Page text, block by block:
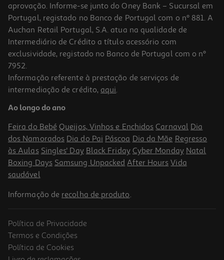
Tinteiro Original Epson Preto Durabrite T16214
17.49 €/un
17,49 €
aprovação. Informe-se junto do Oney Bank – Sucursal em
Portugal, registado no Banco de Portugal com o nº 881. A
Auchan Retail Portugal, S.A. atua na qualidade de
Intermediário de Crédito a título acessório com
exclusividade, registado no Banco de Portugal com o nº
7952.
Informação referente à prestação de serviços de
intermediação de crédito, aqui.
Ao longo do ano
Feira do Bebé Queijos, Vinhos e Enchidos Carnaval Dia
dos Namorados Dia do Pai Páscoa Dia da Mãe Regresso
às Aulas Singles' Day Black Friday Cyber Monday Natal
Boxing Days Samsung Unpacked After Hours Vida
saudável
Informação de recolha de produto.
Política de Privacidade
Termos e Condições
Política de Cookies